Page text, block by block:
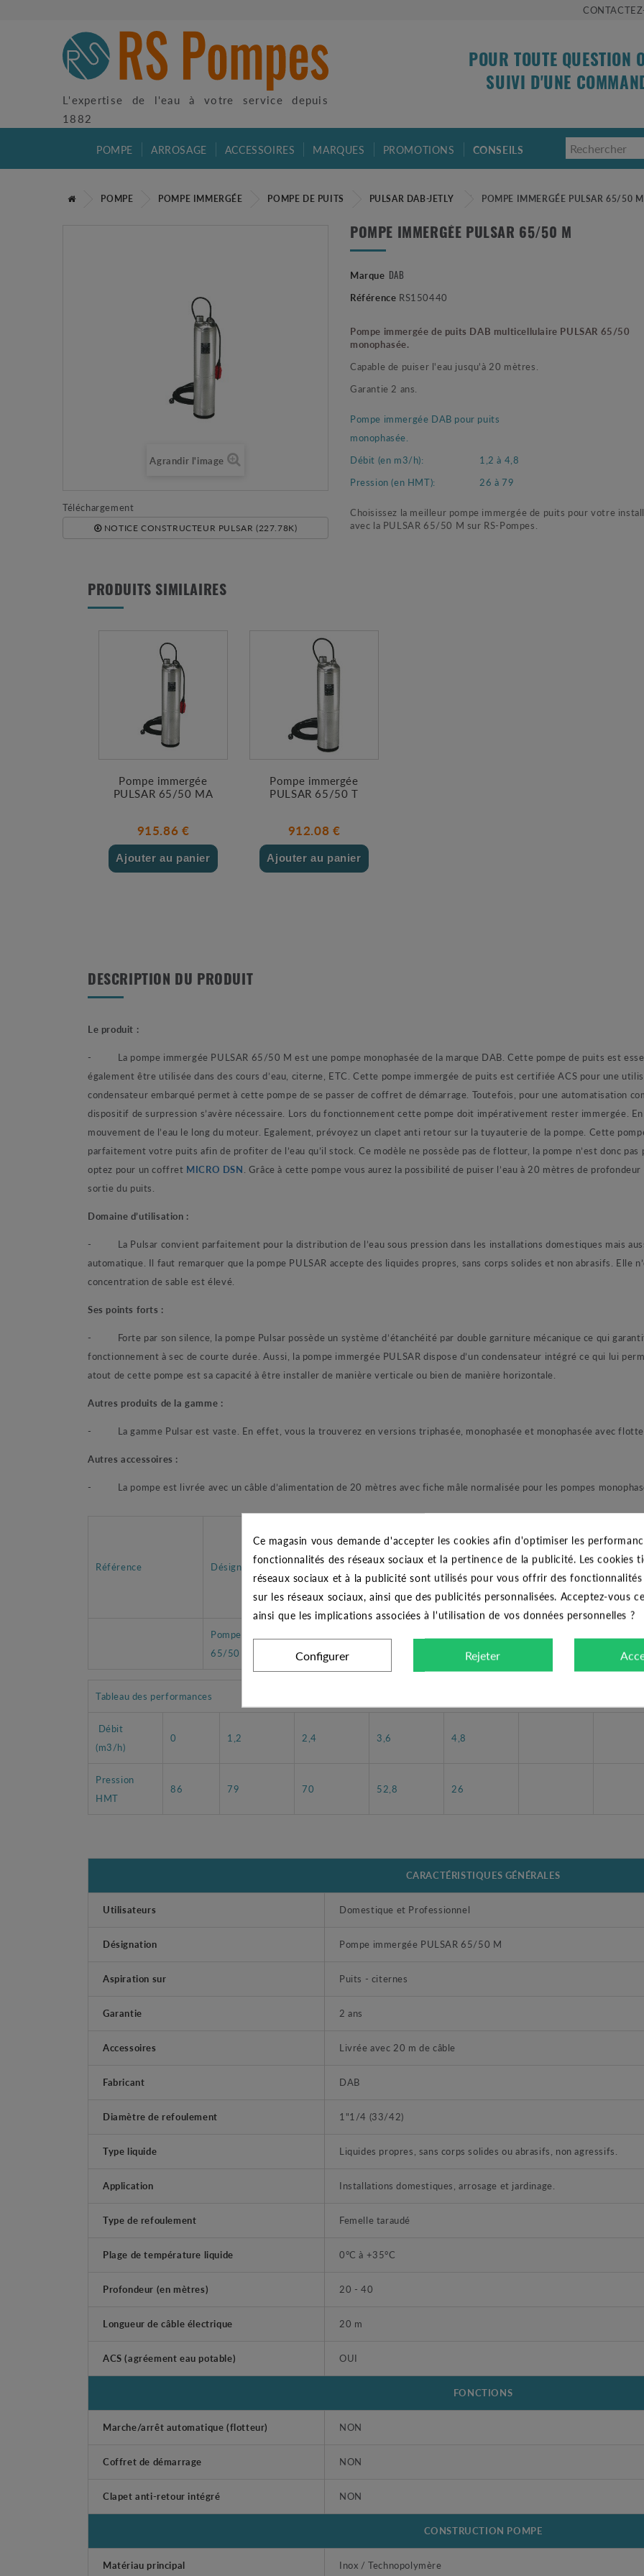
L'expertise de l'eau à votre service depuis
1882
POUR TOUTE QUESTION
SUIVI D'UNE
POMPE ARROSAGE ACCESSOIRES MARQUES PROMOTIONS CONSEILS
POMPE POMPE IMMERGÉE POMPE DE PUITS PULSAR DAB-JETLY POMPE IMMERGÉE PULSAR 65/50 M
Agrandir l'image
Téléchargement
NOTICE CONSTRUCTEUR PULSAR (227.78K)
POMPE IMMERGÉE PULSAR 65/50 M
Marque DAB
Référence RS150440
Pompe immergée de puits DAB multicellulaire PULSAR 65/50
monophasée.
Capable de puiser l'eau jusqu'à 20 mètres.
Garantie 2 ans.
Pompe immergée DAB pour puits
monophasée.
Débit (en m3/h):
1,2 à 4,8
Pression (en HMT):
26 à 79
Choisissez la meilleur pompe immergée de puits pour votre
avec la PULSAR 65/50 M sur RS-Pompes.
PRODUITS SIMILAIRES
Pompe immergée
PULSAR 65/50 MA
915.86 €
Ajouter au panier
Pompe immergée
PULSAR 65/50 T
912.08 €
Ajouter au panier
DESCRIPTION DU PRODUIT
Le produit :
- La pompe immergée PULSAR 65/50 M est une pompe monophasée de la marque DAB. Cette pompe de puits est
également être utilisée dans des cours d’eau, citerne, ETC. Cette pompe immergée de puits est certifiée ACS pour une
condensateur embarqué permet à cette pompe de se passer de coffret de démarrage. Toutefois, pour une automatisation
dispositif de surpression s’avère nécessaire. Lors du fonctionnement cette pompe doit impérativement rester immergée.
mouvement de l’eau le long du moteur. Egalement, prévoyez un clapet anti retour sur la tuyauterie de la pompe. Cette
parfaitement votre puits afin de profiter de l’eau qu’il stock. Ce modèle ne possède pas de flotteur, la pompe n’est donc
optez pour un coffret MICRO DSN . Grâce à cette pompe vous aurez la possibilité de puiser l’eau à 20 mètres de
sortie du puits.
Domaine d’utilisation :
- La Pulsar convient parfaitement pour la distribution de l’eau sous pression dans les installations domestiques mais
automatique. Il faut remarquer que la pompe PULSAR accepte des liquides propres, sans corps solides et non abrasifs. Elle
concentration de sable est élevé.
Ses points forts :
- Forte par son silence, la pompe Pulsar possède un système d’étanchéité par double garniture mécanique ce qui
fonctionnement à sec de courte durée. Aussi, la pompe immergée PULSAR dispose d’un condensateur intégré ce qui lui
atout de cette pompe est sa capacité à être installer de manière verticale ou bien de manière horizontale.
Autres produits de la gamme :
- La gamme Pulsar est vaste. En effet, vous la trouverez en versions triphasée, monophasée et monophasée avec
Autres accessoires :
- La pompe est livrée avec un câble d’alimentation de 20 mètres avec fiche mâle normalisée pour les pompes
Référence Désignation
Moteur 2800 tr/min Puissance
Tension Intensité (A)
Condensateur
(µF)
(kW)
Pompe immergée PULSAR
65/50 M
MONO 230 V 7,8 30 1,2
Tableau des performances
Débit
(m3/h)
0 1,2 2,4 3,6 4,8
Pression
HMT
86 79 70 52,8 26
CARACTÉRISTIQUES GÉNÉRALES
Utilisateurs Domestique et Professionnel
Désignation Pompe immergée PULSAR 65/50 M
Aspiration sur Puits - citernes
Garantie 2 ans
Accessoires Livrée avec 20 m de câble
Fabricant DAB
Diamètre de refoulement 1"1/4 (33/42)
Type liquide Liquides propres, sans corps solides ou abrasifs, non agressifs.
Application Installations domestiques, arrosage et jardinage.
Type de refoulement Femelle taraudé
Plage de température liquide 0°C à +35°C
Profondeur (en mètres) 20 - 40
Longueur de câble électrique 20 m
ACS (agréement eau potable) OUI
FONCTIONS
Marche/arrêt automatique (flotteur) NON
Coffret de démarrage NON
Clapet anti-retour intégré NON
CONSTRUCTION POMPE
Matériau principal Inox / Technopolymère
Ce magasin vous demande d'accepter les cookies afin d'optimiser les
fonctionnalités des réseaux sociaux et la pertinence de la publicité. Les cookies
réseaux sociaux et à la publicité sont utilisés pour vous offrir des fonctionnalités
sur les réseaux sociaux, ainsi que des publicités personnalisées. Acceptez-vous
ainsi que les implications associées à l'utilisation de vos données personnelles ?
Configurer Rejeter